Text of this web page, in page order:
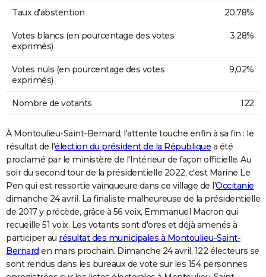
Taux d'abstention 20,78%
Votes blancs (en pourcentage des votes
exprimés)
3,28%
Votes nuls (en pourcentage des votes
exprimés)
9,02%
Nombre de votants 122
À Montoulieu-Saint-Bernard, l'attente touche enfin à sa fin : le
résultat de l'élection du président de la République a été
proclamé par le ministère de l'Intérieur de façon officielle. Au
soir du second tour de la présidentielle 2022, c'est Marine Le
Pen qui est ressortie vainqueure dans ce village de l'Occitanie
dimanche 24 avril. La finaliste malheureuse de la présidentielle
de 2017 y précède, grâce à 56 voix, Emmanuel Macron qui
recueille 51 voix. Les votants sont d'ores et déjà amenés à
participer au résultat des municipales à Montoulieu-Saint-
Bernard en mars prochain. Dimanche 24 avril, 122 électeurs se
sont rendus dans les bureaux de vote sur les 154 personnes